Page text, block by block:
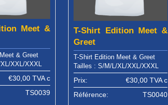
Meet &
& Greet
XXL/XXXL
€30,00TVA c
TS0039
T-Shirt Edition Meet &
Greet
T-Shirt Edition Meet & Greet
Tailles : S/M/L/XL/XXL/XXXL
Prix: €30,00TVA c
Référence:
TS0040